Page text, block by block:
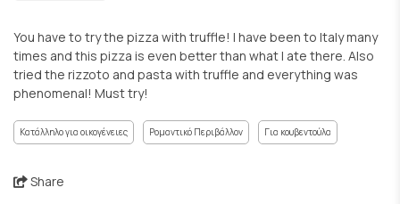
You have to try the pizza with truffle! I have been to Italy many
times and this pizza is even better than what I ate there. Also
tried the rizzoto and pasta with truffle and everything was
phenomenal! Must try!
Κατάλληλο για οικογένειες Ρομαντικό Περιβάλλον Για κουβεντούλα
Share